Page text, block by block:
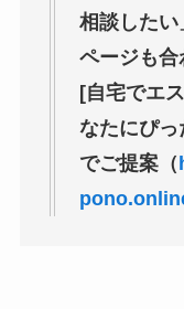
相談した
ページも合
[自宅でエ
なたにぴ
でご提案（